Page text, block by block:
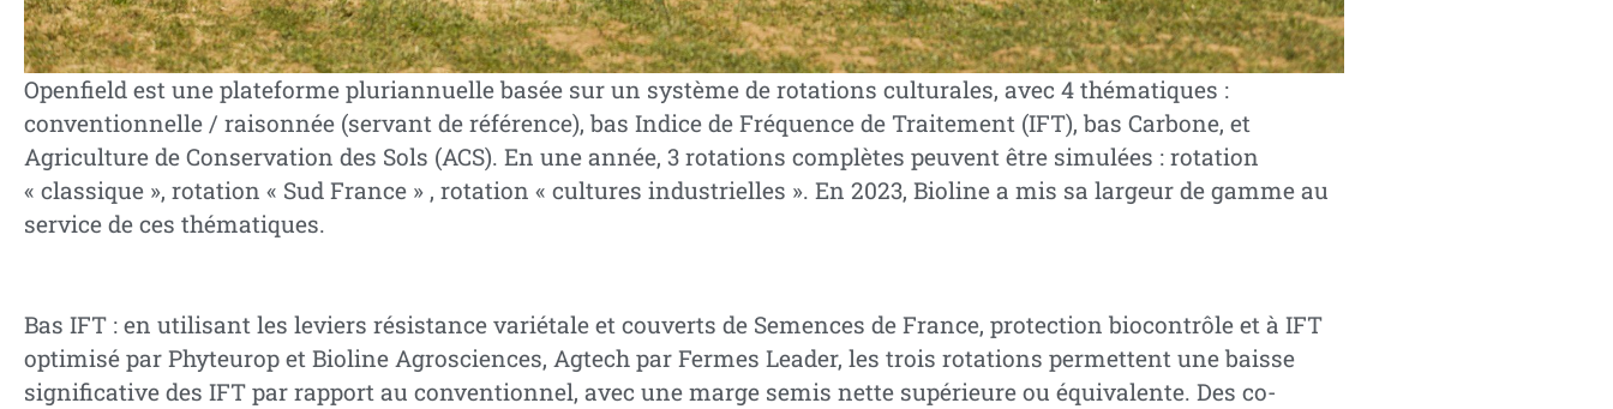
Openfield est une plateforme pluriannuelle basée sur un système de rotations culturales, avec 4 thématiques :
conventionnelle / raisonnée (servant de référence), bas Indice de Fréquence de Traitement (IFT), bas Carbone, et
Agriculture de Conservation des Sols (ACS). En une année, 3 rotations complètes peuvent être simulées : rotation
« classique », rotation « Sud France » , rotation « cultures industrielles ». En 2023, Bioline a mis sa largeur de gamme au
service de ces thématiques.
Bas IFT : en utilisant les leviers résistance variétale et couverts de Semences de France, protection biocontrôle et à IFT
optimisé par Phyteurop et Bioline Agrosciences, Agtech par Fermes Leader, les trois rotations permettent une baisse
significative des IFT par rapport au conventionnel, avec une marge semis nette supérieure ou équivalente. Des co-